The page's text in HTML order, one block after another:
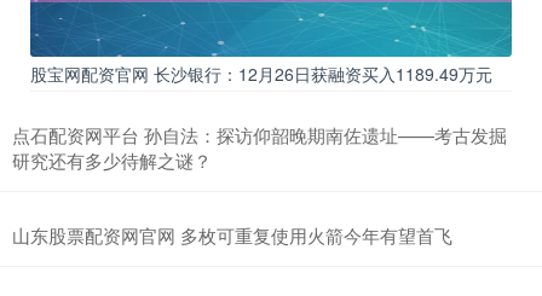
股宝网配资官网 长沙银行：12月26日获融资买入1189.49万元
点石配资网平台 孙自法：探访仰韶晚期南佐遗址——考古发掘
研究还有多少待解之谜？
山东股票配资网官网 多枚可重复使用火箭今年有望首飞